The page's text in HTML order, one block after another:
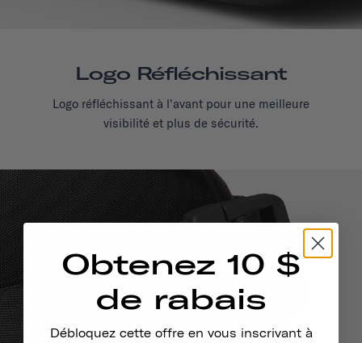
Logo Réfléchissant
Logo réfléchissant à l'avant pour une meilleure
visibilité et plus de sécurité.
Obtenez 10 $
de rabais
Débloquez cette offre en vous inscrivant à